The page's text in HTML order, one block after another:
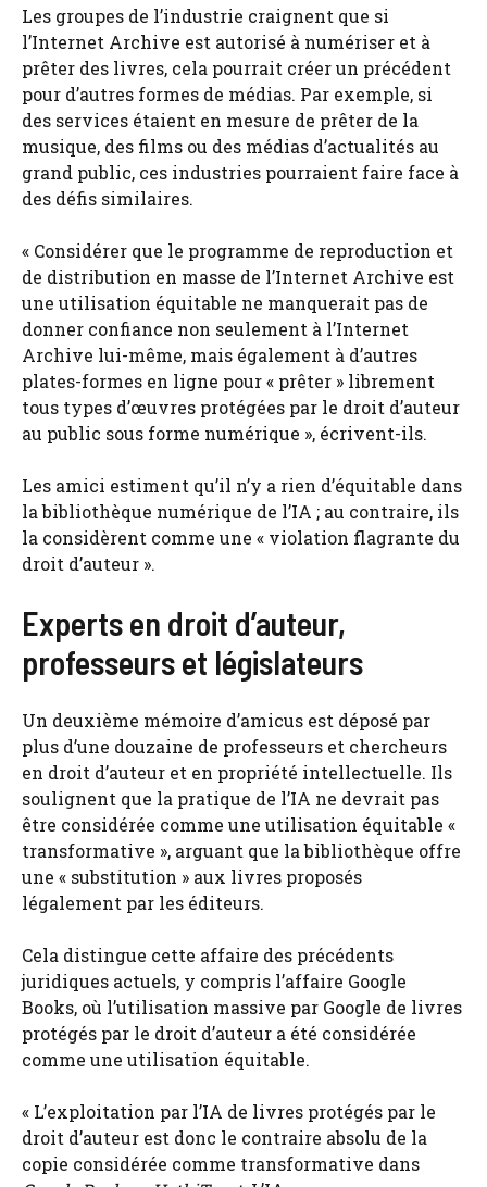
Les groupes de l’industrie craignent que si
l’Internet Archive est autorisé à numériser et à
prêter des livres, cela pourrait créer un précédent
pour d’autres formes de médias. Par exemple, si
des services étaient en mesure de prêter de la
musique, des films ou des médias d’actualités au
grand public, ces industries pourraient faire face à
des défis similaires.
« Considérer que le programme de reproduction et
de distribution en masse de l’Internet Archive est
une utilisation équitable ne manquerait pas de
donner confiance non seulement à l’Internet
Archive lui-même, mais également à d’autres
plates-formes en ligne pour « prêter » librement
tous types d’œuvres protégées par le droit d’auteur
au public sous forme numérique », écrivent-ils.
Les amici estiment qu’il n’y a rien d’équitable dans
la bibliothèque numérique de l’IA ; au contraire, ils
la considèrent comme une « violation flagrante du
droit d’auteur ».
Experts en droit d’auteur,
professeurs et législateurs
Un deuxième mémoire d’amicus est déposé par
plus d’une douzaine de professeurs et chercheurs
en droit d’auteur et en propriété intellectuelle. Ils
soulignent que la pratique de l’IA ne devrait pas
être considérée comme une utilisation équitable «
transformative », arguant que la bibliothèque offre
une « substitution » aux livres proposés
légalement par les éditeurs.
Cela distingue cette affaire des précédents
juridiques actuels, y compris l’affaire Google
Books, où l’utilisation massive par Google de livres
protégés par le droit d’auteur a été considérée
comme une utilisation équitable.
« L’exploitation par l’IA de livres protégés par le
droit d’auteur est donc le contraire absolu de la
copie considérée comme transformative dans